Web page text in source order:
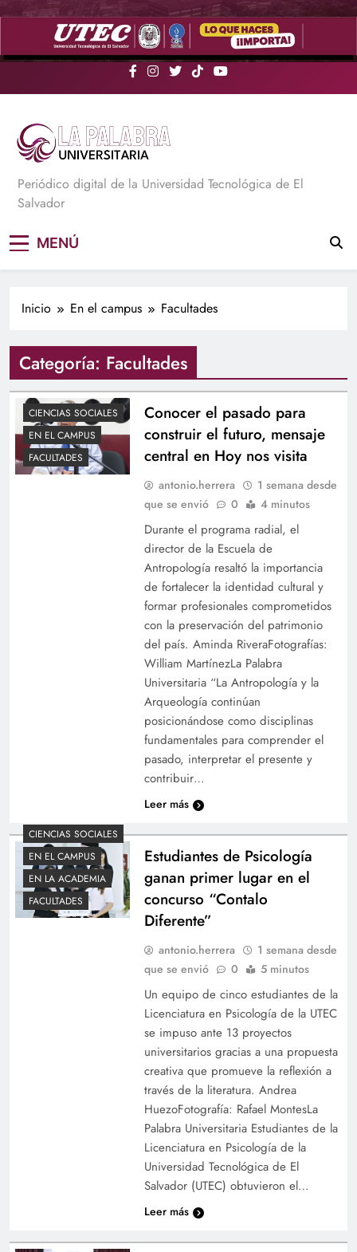
Saltar
La Palabra Universitaria
Periódico digital de la Universidad Tecnológica de El
Salvador
MENÚ
Inicio En el campus Facultades
Categoría: Facultades
CIENCIAS SOCIALES
EN EL CAMPUS
FACULTADES
Conocer el pasado para
construir el futuro, mensaje
central en Hoy nos visita
antonio.herrera
1 semana desde
que se envió
0 4 minutos
Durante el programa radial, el
director de la Escuela de
Antropología resaltó la importancia
de fortalecer la identidad cultural y
formar profesionales comprometidos
con la preservación del patrimonio
del país. Aminda RiveraFotografías:
William MartínezLa Palabra
Universitaria “La Antropología y la
Arqueología continúan
posicionándose como disciplinas
fundamentales para comprender el
pasado, interpretar el presente y
contribuir…
Leer más
CIENCIAS SOCIALES
EN EL CAMPUS
EN LA ACADEMIA
FACULTADES
Estudiantes de Psicología
ganan primer lugar en el
concurso “Contalo
Diferente”
antonio.herrera
1 semana desde
que se envió
0 5 minutos
Un equipo de cinco estudiantes de la
Licenciatura en Psicología de la UTEC
se impuso ante 13 proyectos
universitarios gracias a una propuesta
creativa que promueve la reflexión a
través de la literatura. Andrea
HuezoFotografía: Rafael MontesLa
Palabra Universitaria Estudiantes de la
Licenciatura en Psicología de la
Universidad Tecnológica de El
Salvador (UTEC) obtuvieron el…
Leer más